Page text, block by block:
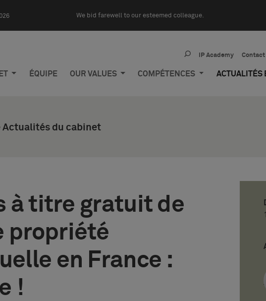
We bid farewell to our esteemed colleague.
IP Academy Contact
ÉQUIPE OUR VALUES COMPÉTENCES ACTUALITÉS
Actualités du cabinet
à titre gratuit de
propriété
en France :
!